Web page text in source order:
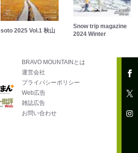
soto 2025 Vol.1 秋山
Snow trip magazine
2024 Winter
BRAVO MOUNTAINとは
運営会社
プライバシーポリシー
Web広告
雑誌広告
お問い合わせ